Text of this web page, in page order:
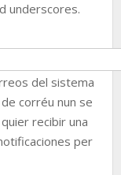
underscores.
del sistema
corréu nun se
recibir una
per